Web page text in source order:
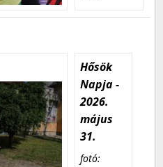
Hősök
Napja -
2026.
május
31.
fotó: